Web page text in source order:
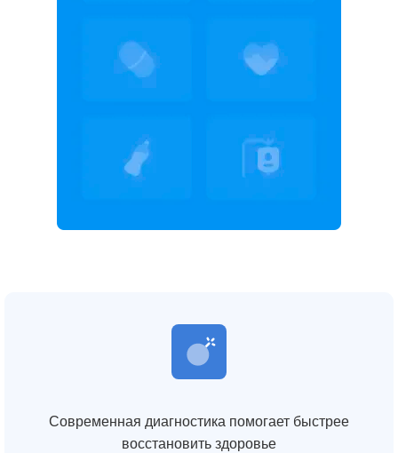
Современная диагностика помогает быстрее
восстановить здоровье